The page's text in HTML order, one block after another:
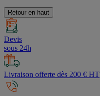
Retour en haut
Devis
sous 24h
Livraison offerte dès 200 € HT